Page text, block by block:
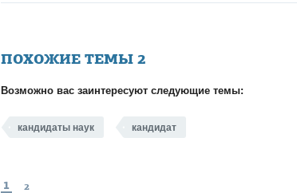
ПОХОЖИЕ ТЕМЫ 2
Возможно вас заинтересуют следующие темы:
кандидаты наук кандидат
1 2